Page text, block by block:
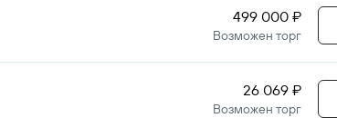
499 000 ₽
Возможен торг
26 069 ₽
Возможен торг